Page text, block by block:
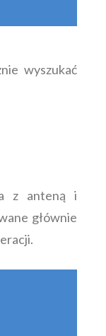
wyszukać
z anteną i
głównie